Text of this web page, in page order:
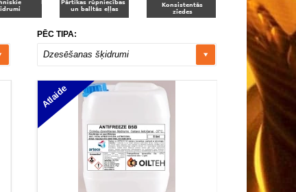
PĒC TIPA:
Dzesēšanas šķidrumi
Atlaide